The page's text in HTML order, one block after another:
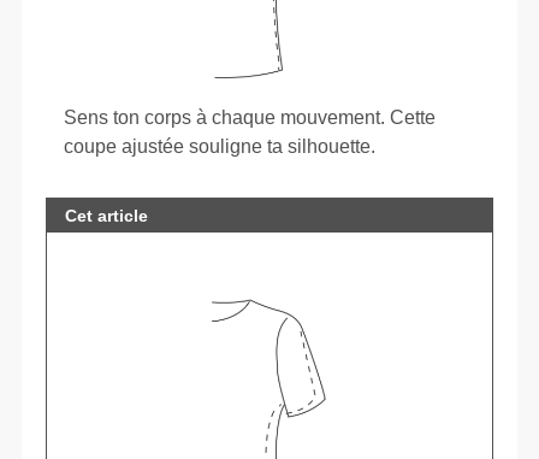
Sens ton corps à chaque mouvement. Cette
coupe ajustée souligne ta silhouette.
Cet article